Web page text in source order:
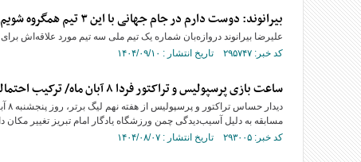
بیرانوند: دوست دارم در جام جهانی با این ۳ تیم همگروه شویم
علیرضا بیرانوند دروازه‌بان شماره یک تیم ملی سه تیم مورد علاقه‌اش
کد خبر: ۲۹۵۷۴۷ تاریخ انتشار : ۱۴۰۴/۰۹/۱۰
ساعت بازی پرسپولیس و تراکتور فردا ۸ آبان ماه/ ترکیب احتمالی دو تیم اعلام شد
مسابقه به دلیل آسیب‌دیدگی چمن ورزشگاه یادگار امام تبریز تغییر مکان
کد خبر: ۲۹۳۰۰۵ تاریخ انتشار : ۱۴۰۴/۰۸/۰۷